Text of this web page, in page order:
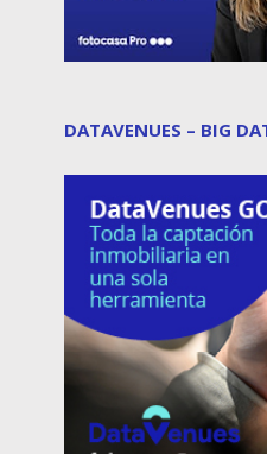
DATAVENUES – BIG